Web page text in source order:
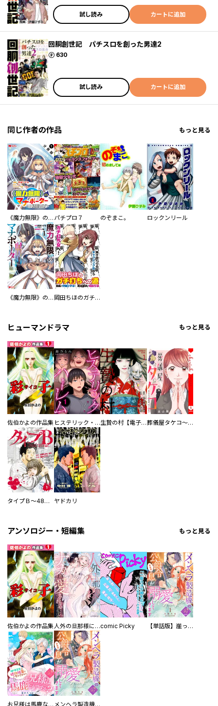
試し読み カートに追加
回胴創世記 パチスロを創った男達2
630
ポイント
試し読み カートに追加
同じ作者の作品 もっと見る
《魔力無限》のマナポーター ～パーティの魔力を全て供給していたのに、勇者に追放されました。魔力不足で聖剣が使えないと焦っても、メンバー全員が勇者を見限ったのでもう遅い～（コミック） 分冊版 パチプロ７ のぞまこ。 ロックンリール
《魔力無限》のマナポーター ～パーティの魔力を全て供給していたのに、勇者に追放されました。魔力不足で聖剣が使えないと焦っても、メンバー全員が勇者を見限ったのでもう遅い～（コミック） 岡田ちほのガチ打ちへの道
ヒューマンドラマ もっと見る
佐伯かよの作品集 ヒステリック・ハーレム～搾られる男と堕ちる女～【電子単行本版】 生贄の村【電子単行本版】 葬儀屋タケコ～あなたの最期、叶えます【電子単行本版】
タイプＢ～48時間後、致死率100％～【単話】 ヤドカリ
アンソロジー・短編集 もっと見る
佐伯かよの作品集 人外の旦那様に娶られ毎晩ナカまで愛される…。アンソロジーcomic Picky 【単話版】崖っぷち令嬢ですが、意地と策略で幸せになります！シリーズ
お兄様は馬鹿なんですか？～地味王女は婚約破棄に巻き込まれる～ メンヘラ製造機の公爵令息（過保護）が溺愛してきます